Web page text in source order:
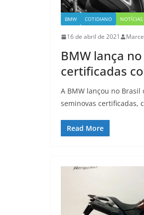
BMW COTIDIANO NOTÍCIAS
16 de abril de 2021
BMW lança
certificadas
A BMW lançou no Brasil
seminovas certificadas,
Read More